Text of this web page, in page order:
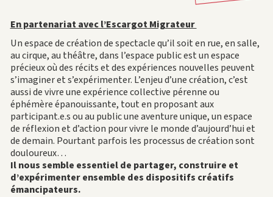
En partenariat avec l’Escargot Migrateur
Un espace de création de spectacle qu’il soit en rue, en salle,
au cirque, au théâtre, dans l’espace public est un espace
précieux où des récits et des expériences nouvelles peuvent
s’imaginer et s’expérimenter. L’enjeu d’une création, c’est
aussi de vivre une expérience collective pérenne ou
éphémère épanouissante, tout en proposant aux
participant.e.s ou au public une aventure unique, un espace
de réflexion et d’action pour vivre le monde d’aujourd’hui et
de demain. Pourtant parfois les processus de création sont
douloureux…
Il nous semble essentiel de partager, construire et
d’expérimenter ensemble des dispositifs créatifs
émancipateurs.